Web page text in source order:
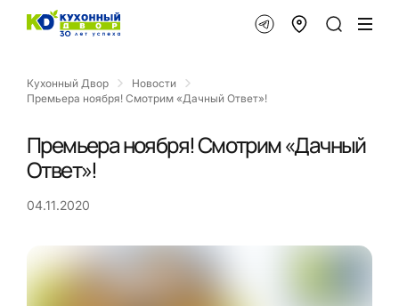
Кухонный Двор
Новости
Премьера ноября! Смотрим «Дачный Ответ»!
Премьера ноября! Смотрим «Дачный
Ответ»!
04.11.2020